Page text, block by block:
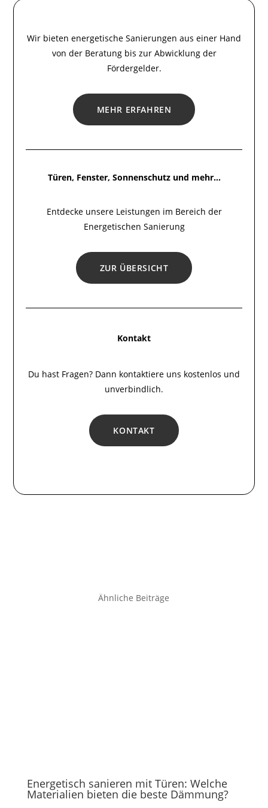
Wir bieten energetische Sanierungen aus einer Hand
von der Beratung bis zur Abwicklung der
Fördergelder.
MEHR ERFAHREN
Türen, Fenster, Sonnenschutz und mehr…
Entdecke unsere Leistungen im Bereich der
Energetischen Sanierung
ZUR ÜBERSICHT
Kontakt
Du hast Fragen? Dann kontaktiere uns kostenlos und
unverbindlich.
KONTAKT
Ähnliche Beiträge
Energetisch sanieren mit Türen: Welche
Materialien bieten die beste Dämmung?